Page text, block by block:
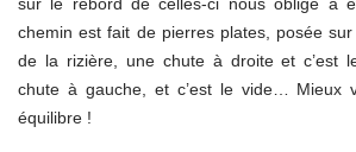
sur le rebord de celles-ci nous oblige à
chemin est fait de pierres plates, posée
de la rizière, une chute à droite et c’est
chute à gauche, et c’est le vide… Mieux
équilibre !